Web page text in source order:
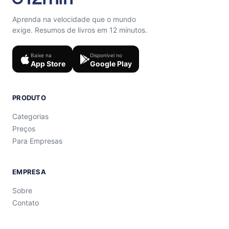
Aprenda na velocidade que o mundo
exige. Resumos de livros em 12 minutos.
Baixe na
App Store
Disponível no
Google Play
PRODUTO
Categorias
Preços
Para Empresas
EMPRESA
Sobre
Contato